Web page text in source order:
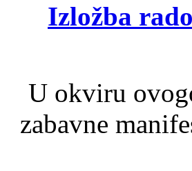
Izložba
U okviru
zabavne